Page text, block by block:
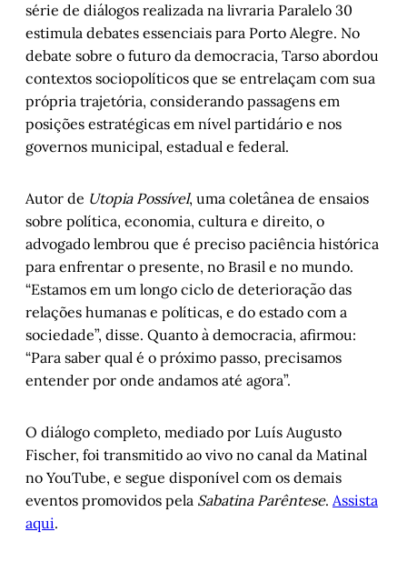
série de diálogos realizada na livraria Paralelo 30
estimula debates essenciais para Porto Alegre. No
debate sobre o futuro da democracia, Tarso abordou
contextos sociopolíticos que se entrelaçam com sua
própria trajetória, considerando passagens em
posições estratégicas em nível partidário e nos
governos municipal, estadual e federal.
Autor de Utopia Possível, uma coletânea de ensaios
sobre política, economia, cultura e direito, o
advogado lembrou que é preciso paciência histórica
para enfrentar o presente, no Brasil e no mundo.
“Estamos em um longo ciclo de deterioração das
relações humanas e políticas, e do estado com a
sociedade”, disse. Quanto à democracia, afirmou:
“Para saber qual é o próximo passo, precisamos
entender por onde andamos até agora”.
O diálogo completo, mediado por Luís Augusto
Fischer, foi transmitido ao vivo no canal da Matinal
no YouTube, e segue disponível com os demais
eventos promovidos pela Sabatina Parêntese. Assista
aqui.